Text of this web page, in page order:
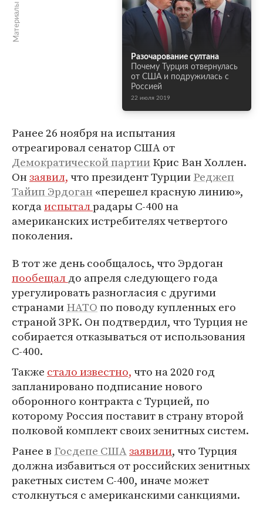
Разочарование султана
Почему Турция отвернулась
от США и подружилась с
Россией
22 июля 2019
Ранее 26 ноября на испытания
отреагировал сенатор США от
Демократической партииКрис Ван Холлен.
Онзаявил,что президент ТурцииРеджеп
Тайип Эрдоган «перешел красную линию»,
когдаиспыталрадары С-400 на
американских истребителях четвертого
поколения.
В тот же день сообщалось, что Эрдоган
пообещалдо апреля следующего года
урегулировать разногласия с другими
странамиНАТОпо поводу купленных его
страной ЗРК. Он подтвердил, что Турция не
собирается отказываться от использования
С-400.
Также стало известно,что на 2020 год
запланировано подписание нового
оборонного контракта с Турцией, по
которому Россия поставит в страну второй
полковой комплект своих зенитных систем.
Ранее в Госдепе СШАзаявили, что Турция
должна избавиться от российских зенитных
ракетных систем С-400, иначе может
столкнуться с американскими санкциями.